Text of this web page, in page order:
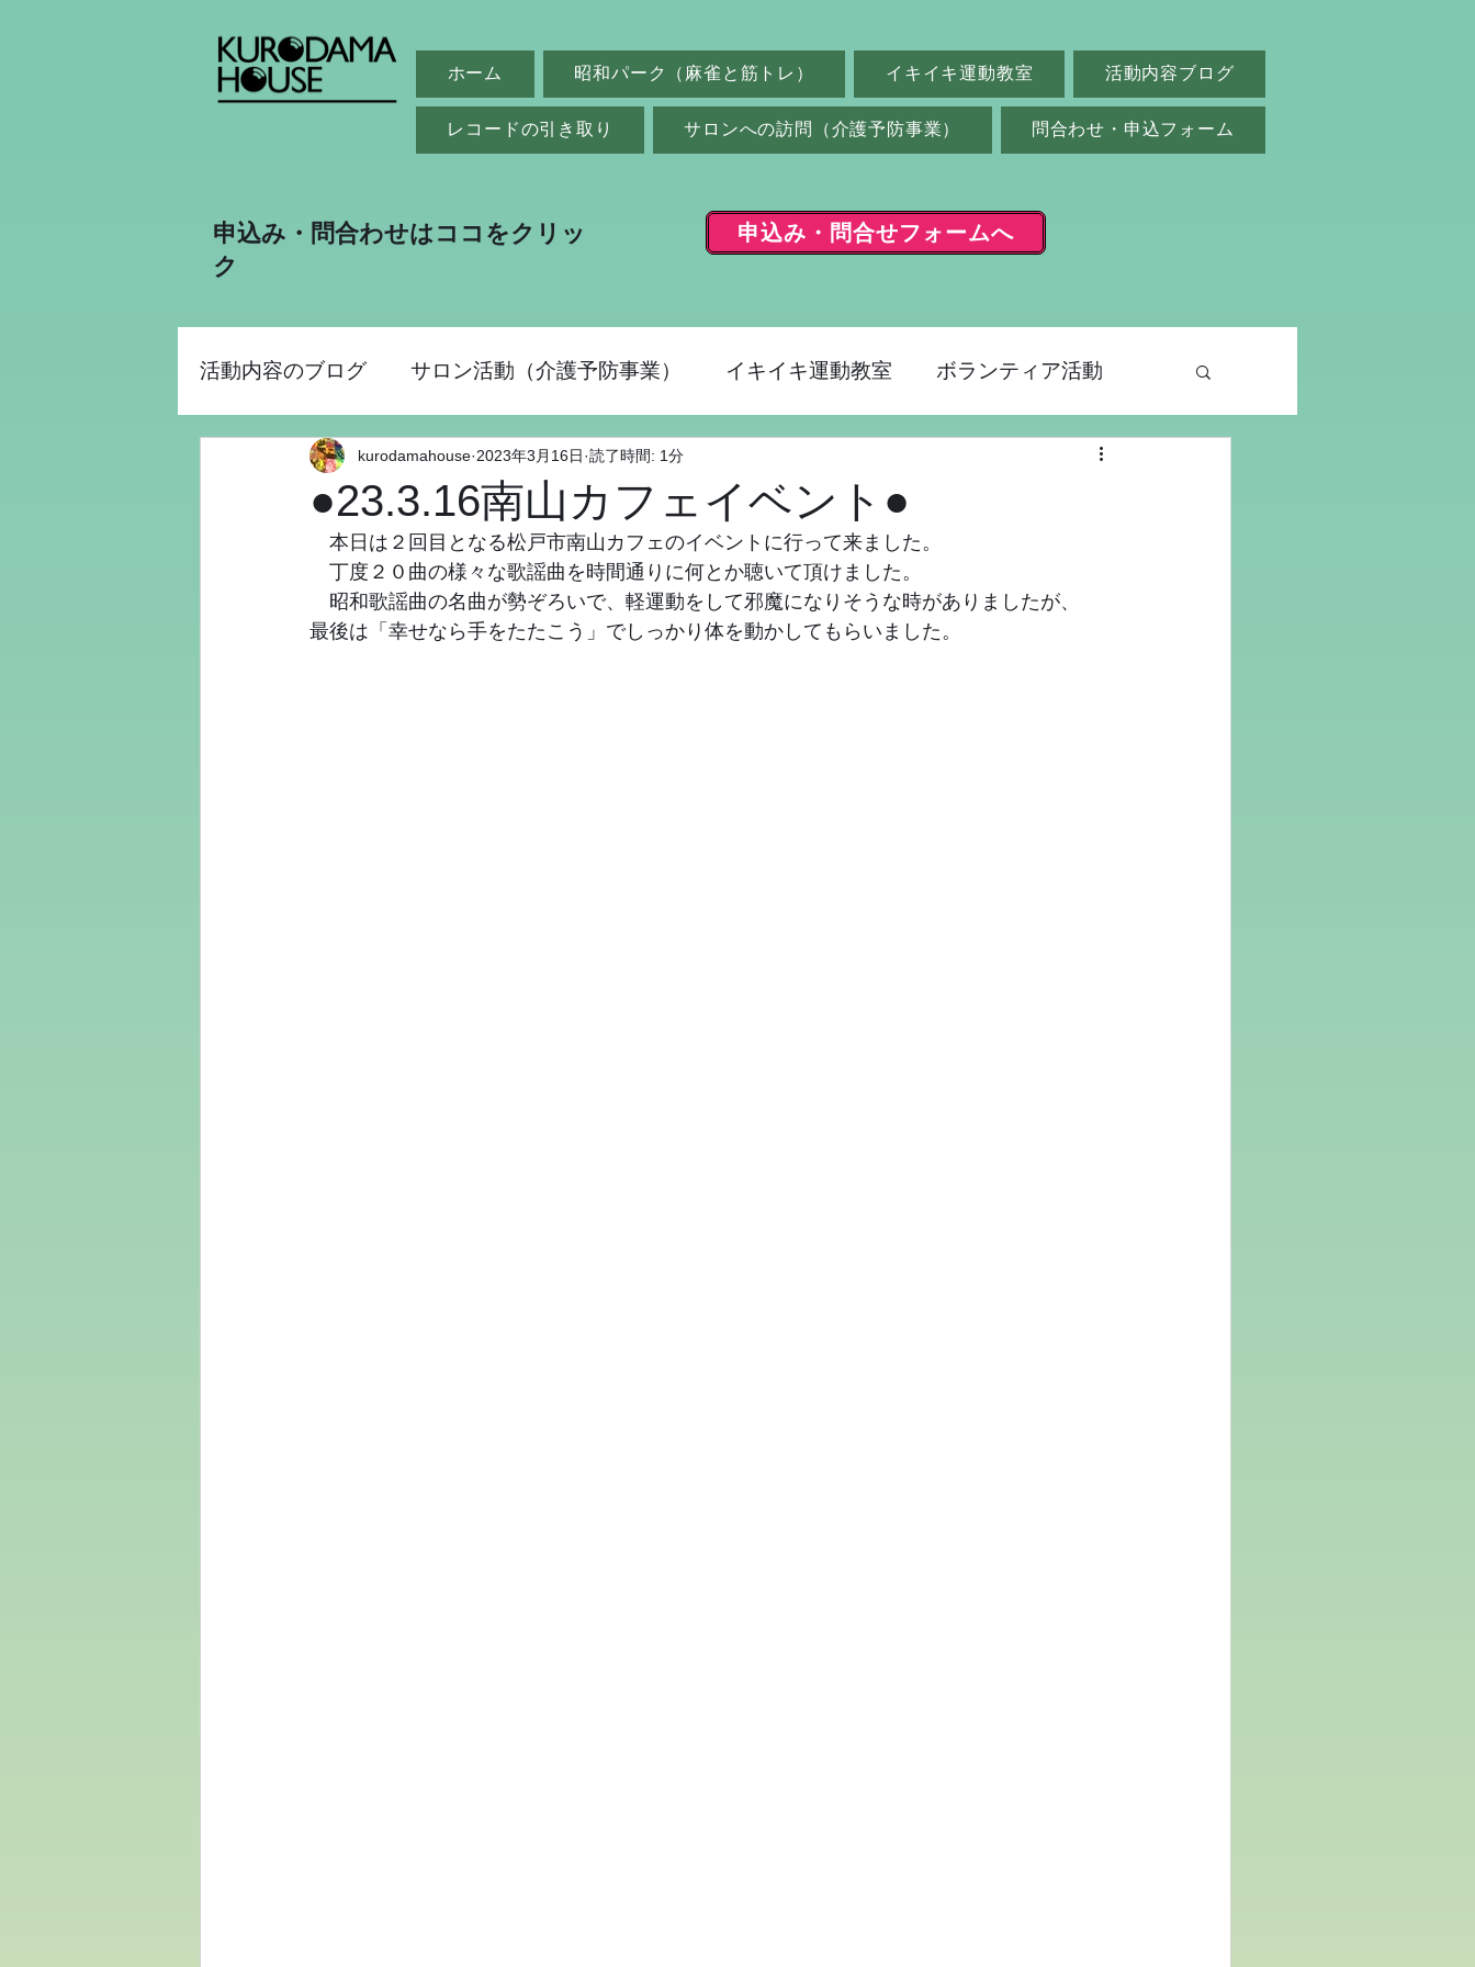
ホーム 昭和パーク（麻雀と筋トレ） イキイキ運動教室 活動内容ブログ
レコードの引き取り サロンへの訪問（介護予防事業） 問合わせ・申込フォーム
申込み・問合わせはココをクリッ
ク
申込み・問合せフォームへ
活動内容のブログ サロン活動（介護予防事業） イキイキ運動教室 ボランティア活動
助成金事業 昭和パーク（麻雀）
●23.3.16南山カフェイベント●
kurodamahouse 2023年3月16日 読了時間: 1分
本日は２回目となる松戸市南山カフェのイベントに行って来ました。
丁度２０曲の様々な歌謡曲を時間通りに何とか聴いて頂けました。
昭和歌謡曲の名曲が勢ぞろいで、軽運動をして邪魔になりそうな時がありましたが、
最後は「幸せなら手をたたこう」でしっかり体を動かしてもらいました。